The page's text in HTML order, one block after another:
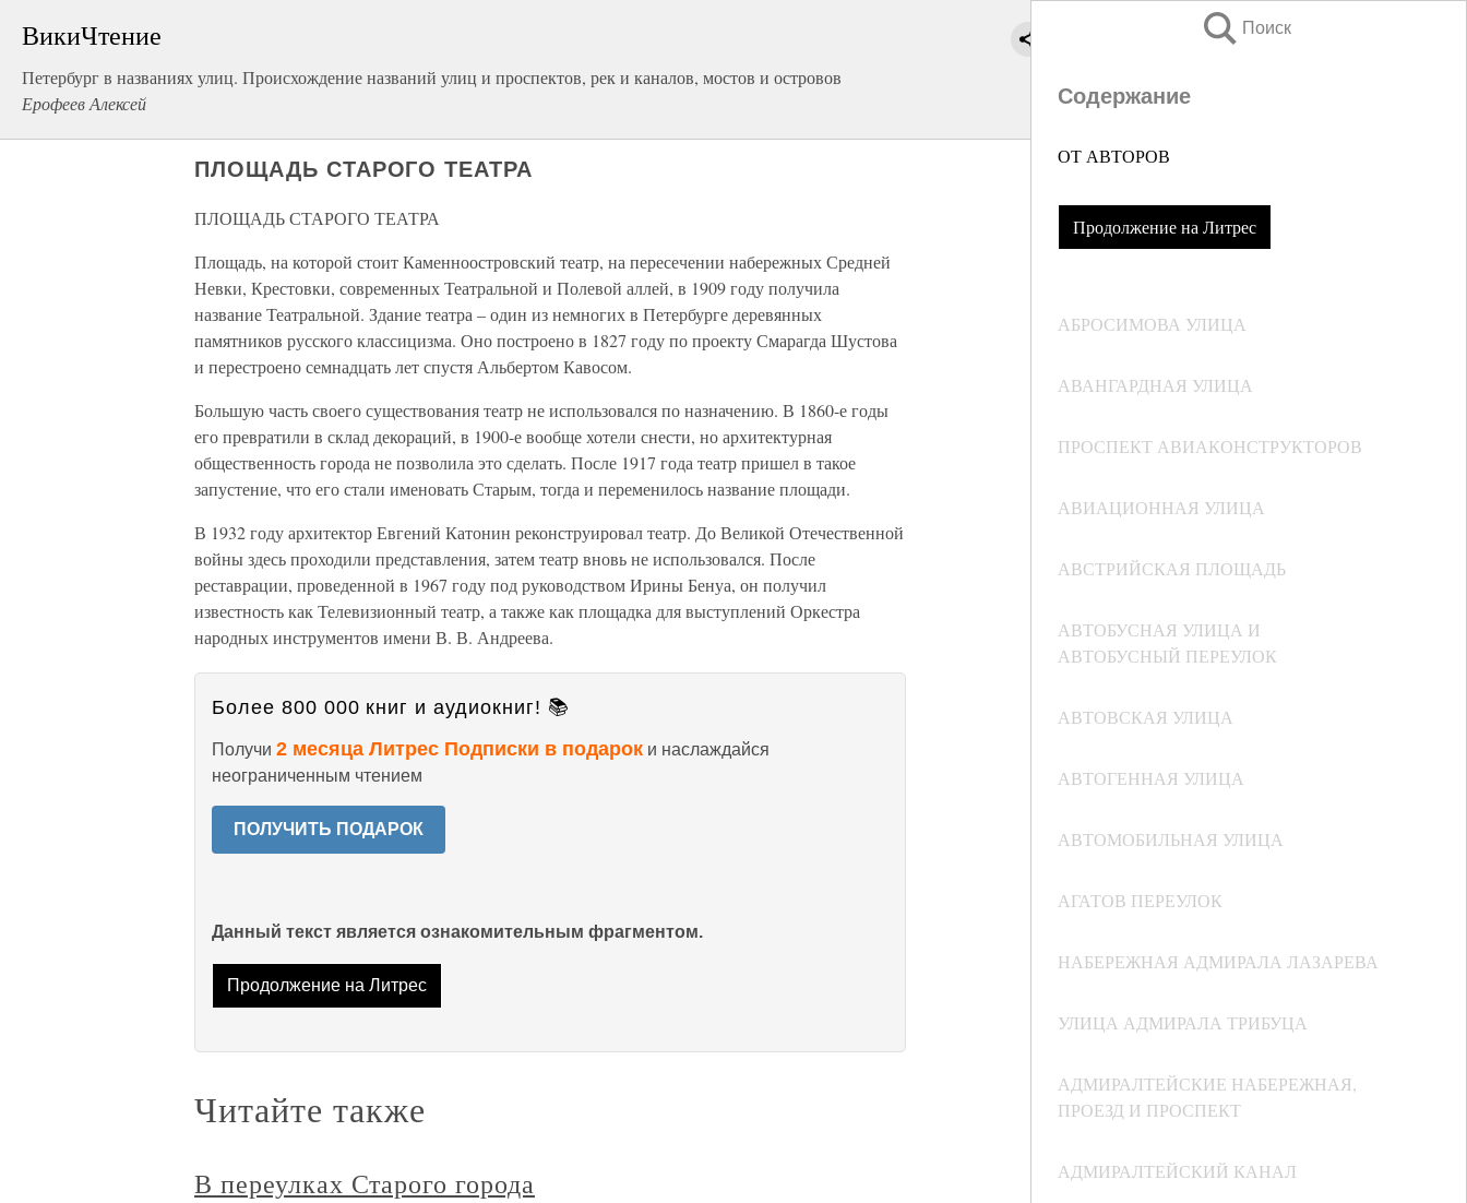
ВикиЧтение
Петербург в названиях улиц. Происхождение названий улиц и проспектов, рек и каналов, мостов и островов
Ерофеев Алексей
Поиск
Содержание
ОТ АВТОРОВ
Продолжение на Литрес
АБРОСИМОВА УЛИЦА
АВАНГАРДНАЯ УЛИЦА
ПРОСПЕКТ АВИАКОНСТРУКТОРОВ
АВИАЦИОННАЯ УЛИЦА
АВСТРИЙСКАЯ ПЛОЩАДЬ
АВТОБУСНАЯ УЛИЦА И
АВТОБУСНЫЙ ПЕРЕУЛОК
АВТОВСКАЯ УЛИЦА
АВТОГЕННАЯ УЛИЦА
АВТОМОБИЛЬНАЯ УЛИЦА
АГАТОВ ПЕРЕУЛОК
НАБЕРЕЖНАЯ АДМИРАЛА ЛАЗАРЕВА
УЛИЦА АДМИРАЛА ТРИБУЦА
АДМИРАЛТЕЙСКИЕ НАБЕРЕЖНАЯ,
ПРОЕЗД И ПРОСПЕКТ
АДМИРАЛТЕЙСКИЙ КАНАЛ
ПЛОЩАДЬ СТАРОГО ТЕАТРА
ПЛОЩАДЬ СТАРОГО ТЕАТРА
Площадь, на которой стоит Каменноостровский театр, на пересечении набережных Средней
Невки, Крестовки, современных Театральной и Полевой аллей, в 1909 году получила
название Театральной. Здание театра – один из немногих в Петербурге деревянных
памятников русского классицизма. Оно построено в 1827 году по проекту Смарагда Шустова
и перестроено семнадцать лет спустя Альбертом Кавосом.
Большую часть своего существования театр не использовался по назначению. В 1860-е годы
его превратили в склад декораций, в 1900-е вообще хотели снести, но архитектурная
общественность города не позволила это сделать. После 1917 года театр пришел в такое
запустение, что его стали именовать Старым, тогда и переменилось название площади.
В 1932 году архитектор Евгений Катонин реконструировал театр. До Великой Отечественной
войны здесь проходили представления, затем театр вновь не использовался. После
реставрации, проведенной в 1967 году под руководством Ирины Бенуа, он получил
известность как Телевизионный театр, а также как площадка для выступлений Оркестра
народных инструментов имени В. В. Андреева.
Более 800 000 книг и аудиокниг! 📚
Получи 2 месяца Литрес Подписки в подарок и наслаждайся
неограниченным чтением
ПОЛУЧИТЬ ПОДАРОК
Данный текст является ознакомительным фрагментом.
Продолжение на Литрес
Читайте также
В переулках Старого города